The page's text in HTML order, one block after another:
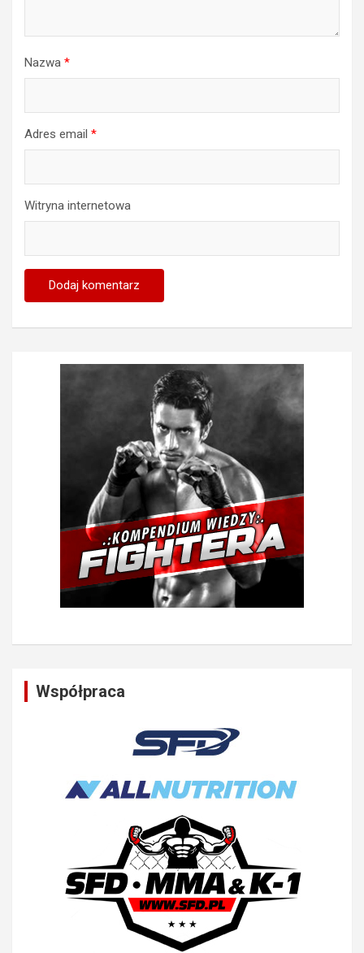
Nazwa *
Adres email *
Witryna internetowa
Współpraca